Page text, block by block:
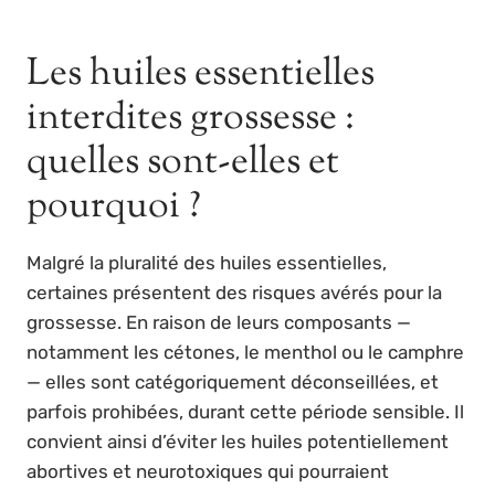
Les huiles essentielles
interdites grossesse :
quelles sont-elles et
pourquoi ?
Malgré la pluralité des huiles essentielles,
certaines présentent des risques avérés pour la
grossesse. En raison de leurs composants —
notamment les cétones, le menthol ou le camphre
— elles sont catégoriquement déconseillées, et
parfois prohibées, durant cette période sensible. Il
convient ainsi d’éviter les huiles potentiellement
abortives et neurotoxiques qui pourraient